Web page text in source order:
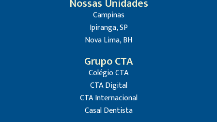
Nossas Unidades
Campinas
Ipiranga, SP
Nova Lima, BH
Grupo CTA
Colégio CTA
CTA Digital
CTA Internacional
Casal Dentista